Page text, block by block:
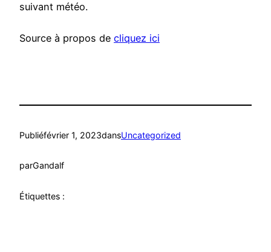
suivant météo.
Source à propos de cliquez ici
Publiéfévrier 1, 2023dansUncategorized
parGandalf
Étiquettes :